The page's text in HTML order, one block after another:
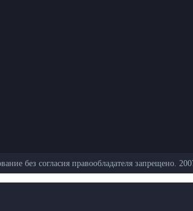
без согласия правообладателя запрещено.